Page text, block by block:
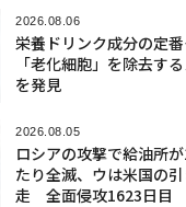
2026.08.06
栄養ドリンク成分の定
「老化細胞」を除去す
を発見
2026.08.05
ロシアの攻撃で給油所
たり全滅、ウは米国の
走 全面侵攻1623日目